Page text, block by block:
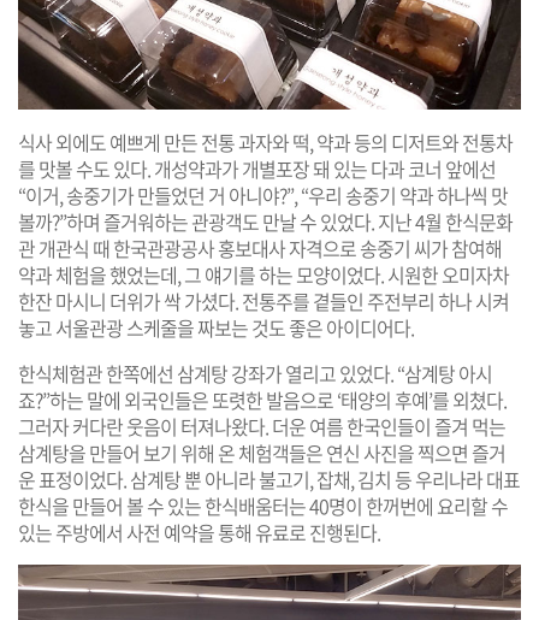
식사 외에도 예쁘게 만든 전통 과자와 떡, 약과 등의 디저트와 전통차
를 맛볼 수도 있다. 개성약과가 개별포장 돼 있는 다과 코너 앞에선
“이거, 송중기가 만들었던 거 아니야?”, “우리 송중기 약과 하나씩 맛
볼까?”하며 즐거워하는 관광객도 만날 수 있었다. 지난 4월 한식문화
관 개관식 때 한국관광공사 홍보대사 자격으로 송중기 씨가 참여해
약과 체험을 했었는데, 그 얘기를 하는 모양이었다. 시원한 오미자차
한잔 마시니 더위가 싹 가셨다. 전통주를 곁들인 주전부리 하나 시켜
놓고 서울관광 스케줄을 짜보는 것도 좋은 아이디어다.
한식체험관 한쪽에선 삼계탕 강좌가 열리고 있었다. “삼계탕 아시
죠?”하는 말에 외국인들은 또렷한 발음으로 ‘태양의 후예’를 외쳤다.
그러자 커다란 웃음이 터져나왔다. 더운 여름 한국인들이 즐겨 먹는
삼계탕을 만들어 보기 위해 온 체험객들은 연신 사진을 찍으면 즐거
운 표정이었다. 삼계탕 뿐 아니라 불고기, 잡채, 김치 등 우리나라 대표
한식을 만들어 볼 수 있는 한식배움터는 40명이 한꺼번에 요리할 수
있는 주방에서 사전 예약을 통해 유료로 진행된다.